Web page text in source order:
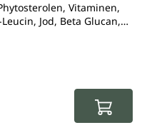
Vitaminen,
Jod, Beta Glucan,